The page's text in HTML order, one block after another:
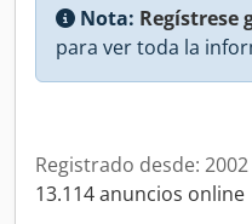
Nota: Regístrese
para ver toda la
Registrado desde: 2002
13.114 anuncios online